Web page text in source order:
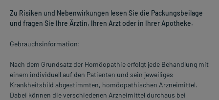
Zu Risiken und Nebenwirkungen lesen Sie die Packungsbeilage
und fragen Sie Ihre Ärztin, Ihren Arzt oder in Ihrer Apotheke.
Gebrauchsinformation:
Nach dem Grundsatz der Homöopathie erfolgt jede Behandlung mit
einem individuell auf den Patienten und sein jeweiliges
Krankheitsbild abgestimmten, homöopathischen Arzneimittel.
Dabei können die verschiedenen Arzneimittel durchaus bei